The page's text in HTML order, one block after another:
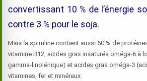
convertissant 10 % de l’énergie
contre 3 % pour le soja.
Mais la spiruline contient aussi 60 % de
vitamine B12, acides gras insaturés oméga-6 à
gamma-linolénique) et acides gras oméga-3
vitamines, fer et minéraux.